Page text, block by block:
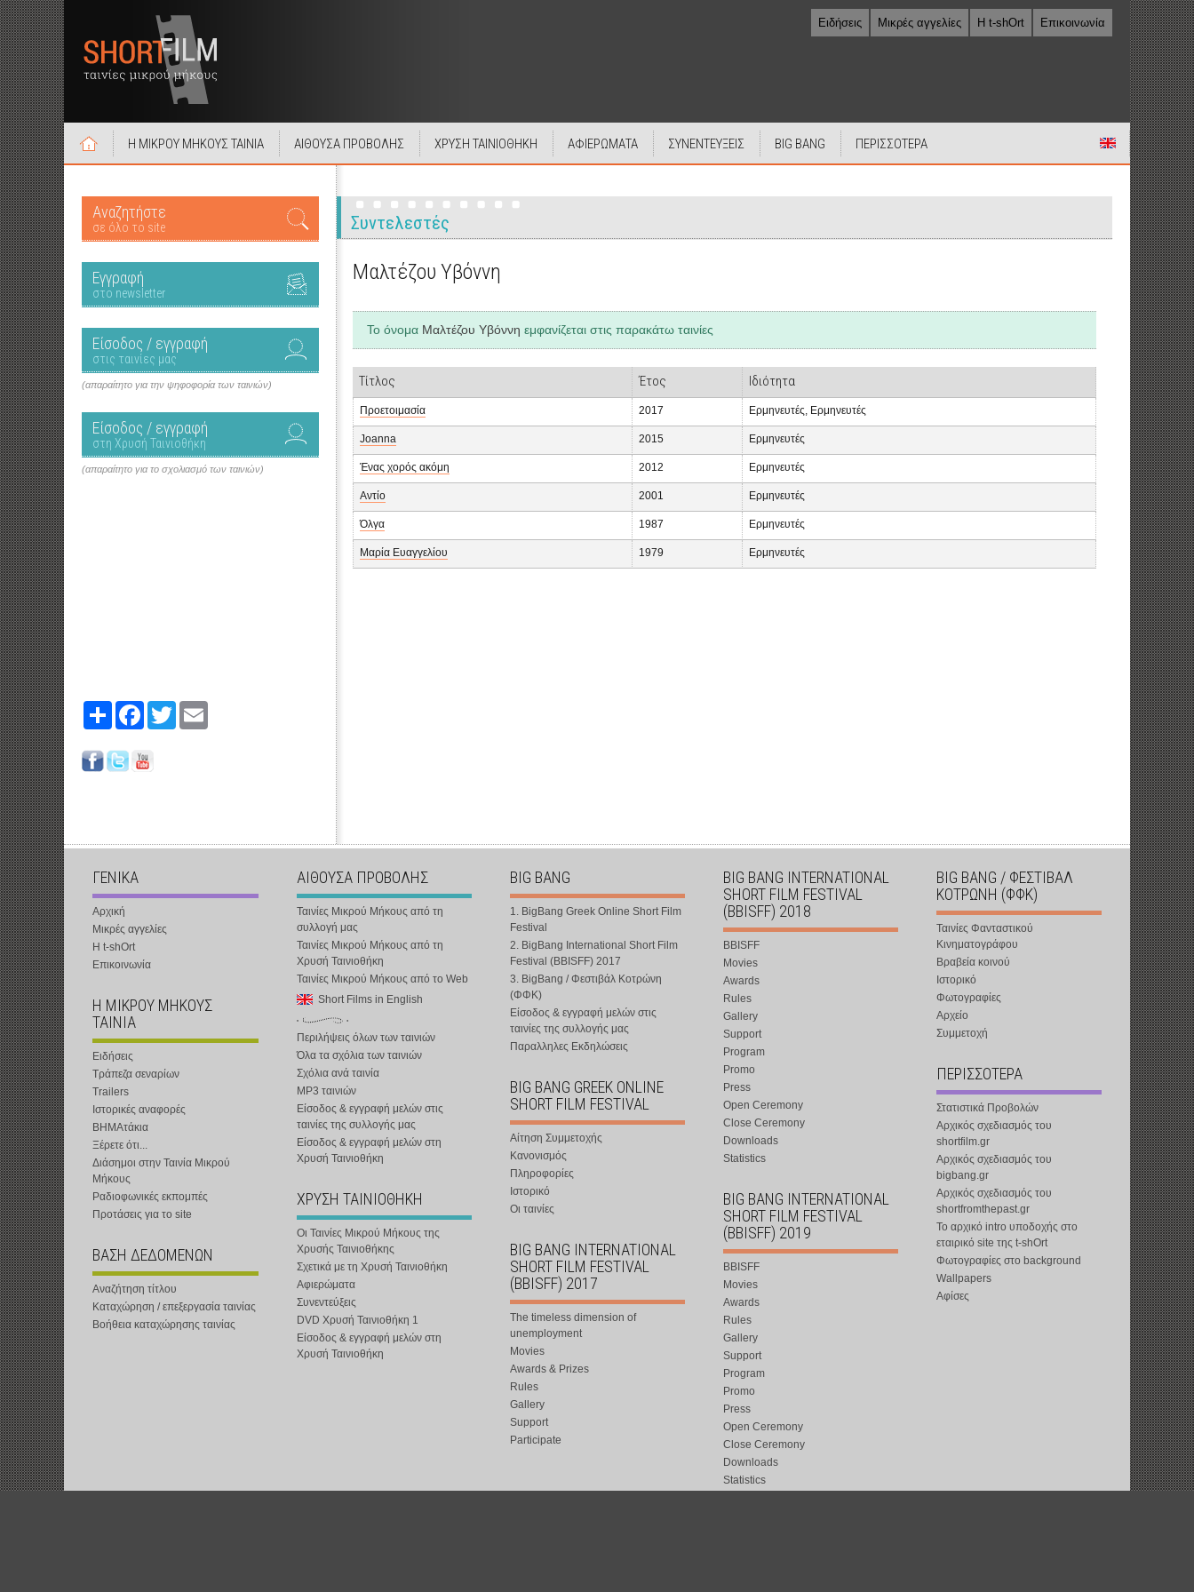
Ειδήσεις Μικρές αγγελίες Η t-shOrt Επικοινωνία
Η ΜΙΚΡΟΥ ΜΗΚΟΥΣ ΤΑΙΝΙΑ ΑΙΘΟΥΣΑ ΠΡΟΒΟΛΗΣ ΧΡΥΣΗ ΤΑΙΝΙΟΘΗΚΗ ΑΦΙΕΡΩΜΑΤΑ ΣΥΝΕΝΤΕΥΞΕΙΣ BIG BANG ΠΕΡΙΣΣΟΤΕΡΑ
Αναζητήστε
σε όλο το site
Εγγραφή
στο newsletter
Είσοδος / εγγραφή
στις ταινίες μας
(απαραίτητο για την ψηφοφορία των ταινιών)
Είσοδος / εγγραφή
στη Χρυσή Ταινιοθήκη
(απαραίτητο για το σχολιασμό των ταινιών)
Share FacebookTwitter
Συντελεστές
Μαλτέζου Υβόννη
Το όνομα Μαλτέζου Υβόννη εμφανίζεται στις παρακάτω ταινίες
Τίτλος Έτος Ιδιότητα
Προετοιμασία 2017 Ερμηνευτές, Ερμηνευτές
Joanna 2015 Ερμηνευτές
Ένας χορός ακόμη 2012 Ερμηνευτές
Αντίο 2001 Ερμηνευτές
Όλγα 1987 Ερμηνευτές
Μαρία Ευαγγελίου 1979 Ερμηνευτές
ΓΕΝΙΚΑ
Αρχική
Μικρές αγγελίες
Η t-shOrt
Επικοινωνία
Η ΜΙΚΡΟΥ ΜΗΚΟΥΣ
ΤΑΙΝΙΑ
Ειδήσεις
Τράπεζα σεναρίων
Trailers
Ιστορικές αναφορές
ΒΗΜΑτάκια
Ξέρετε ότι...
Διάσημοι στην Ταινία Μικρού
Μήκους
Ραδιοφωνικές εκπομπές
Προτάσεις για το site
ΒΑΣΗ ΔΕΔΟΜΕΝΩΝ
Αναζήτηση τίτλου
Καταχώρηση / επεξεργασία ταινίας
Βοήθεια καταχώρησης ταινίας
ΑΙΘΟΥΣΑ ΠΡΟΒΟΛΗΣ
Ταινίες Μικρού Μήκους από τη
συλλογή μας
Ταινίες Μικρού Μήκους από τη
Χρυσή Ταινιοθήκη
Ταινίες Μικρού Μήκους από το Web
Short Films in English
Περιλήψεις όλων των ταινιών
Όλα τα σχόλια των ταινιών
Σχόλια ανά ταινία
MP3 ταινιών
Είσοδος & εγγραφή μελών στις
ταινίες της συλλογής μας
Είσοδος & εγγραφή μελών στη
Χρυσή Ταινιοθήκη
ΧΡΥΣΗ ΤΑΙΝΙΟΘΗΚΗ
Οι Ταινίες Μικρού Μήκους της
Χρυσής Ταινιοθήκης
Σχετικά με τη Χρυσή Ταινιοθήκη
Αφιερώματα
Συνεντεύξεις
DVD Χρυσή Ταινιοθήκη 1
Είσοδος & εγγραφή μελών στη
Χρυσή Ταινιοθήκη
BIG BANG
1. BigBang Greek Online Short Film
Festival
2. BigBang International Short Film
Festival (BBISFF) 2017
3. BigBang / Φεστιβάλ Κοτρώνη
(ΦΦΚ)
Είσοδος & εγγραφή μελών στις
ταινίες της συλλογής μας
Παραλληλες Εκδηλώσεις
BIG BANG GREEK ONLINE
SHORT FILM FESTIVAL
Αίτηση Συμμετοχής
Κανονισμός
Πληροφορίες
Ιστορικό
Οι ταινίες
BIG BANG INTERNATIONAL
SHORT FILM FESTIVAL
(BBISFF) 2017
The timeless dimension of
unemployment
Movies
Awards & Prizes
Rules
Gallery
Support
Participate
BIG BANG INTERNATIONAL
SHORT FILM FESTIVAL
(BBISFF) 2018
BBISFF
Movies
Awards
Rules
Gallery
Support
Program
Promo
Press
Open Ceremony
Close Ceremony
Downloads
Statistics
BIG BANG INTERNATIONAL
SHORT FILM FESTIVAL
(BBISFF) 2019
BBISFF
Movies
Awards
Rules
Gallery
Support
Program
Promo
Press
Open Ceremony
Close Ceremony
Downloads
Statistics
BIG BANG / ΦΕΣΤΙΒΑΛ
ΚΟΤΡΩΝΗ (ΦΦΚ)
Ταινίες Φανταστικού
Κινηματογράφου
Βραβεία κοινού
Ιστορικό
Φωτογραφίες
Αρχείο
Συμμετοχή
ΠΕΡΙΣΣΟΤΕΡΑ
Στατιστικά Προβολών
Αρχικός σχεδιασμός του
shortfilm.gr
Αρχικός σχεδιασμός του
bigbang.gr
Αρχικός σχεδιασμός του
shortfromthepast.gr
Το αρχικό intro υποδοχής στο
εταιρικό site της t-shOrt
Φωτογραφίες στο background
Wallpapers
Αφίσες